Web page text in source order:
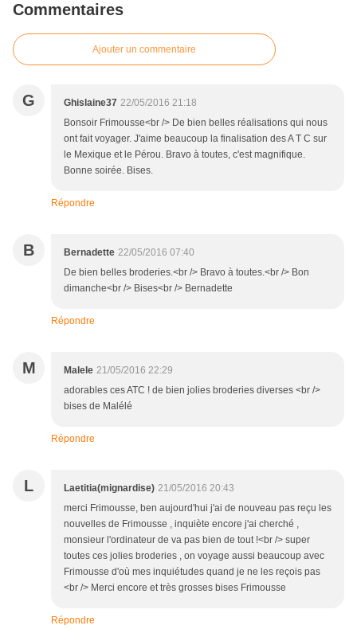
Commentaires
Ajouter un commentaire
G Ghislaine37 22/05/2016 21:18
Bonsoir Frimousse<br /> De bien belles réalisations qui nous
ont fait voyager. J'aime beaucoup la finalisation des A T C sur
le Mexique et le Pérou. Bravo à toutes, c'est magnifique.
Bonne soirée. Bises.
Répondre
B Bernadette 22/05/2016 07:40
De bien belles broderies.<br /> Bravo à toutes.<br /> Bon
dimanche<br /> Bises<br /> Bernadette
Répondre
M Malele 21/05/2016 22:29
adorables ces ATC ! de bien jolies broderies diverses <br />
bises de Malélé
Répondre
L Laetitia(mignardise) 21/05/2016 20:43
merci Frimousse, ben aujourd'hui j'ai de nouveau pas reçu les
nouvelles de Frimousse , inquiète encore j'ai cherché ,
monsieur l'ordinateur de va pas bien de tout !<br /> super
toutes ces jolies broderies , on voyage aussi beaucoup avec
Frimousse d'où mes inquiétudes quand je ne les reçois pas
<br /> Merci encore et très grosses bises Frimousse
Répondre